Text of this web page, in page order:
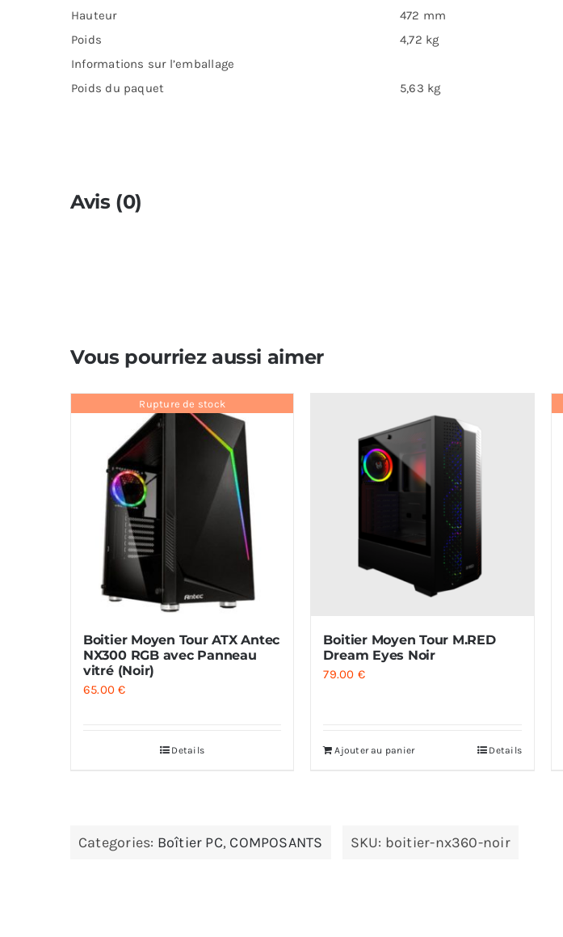
Hauteur
472 mm
Poids
4,72 kg
Informations sur l’emballage
Poids du paquet
5,63 kg
Avis (0)
Vous pourriez aussi aimer
Rupture de stock
Boitier Moyen Tour ATX Antec
NX300 RGB avec Panneau
vitré (Noir)
65.00€
Details
Boitier Moyen Tour M.RED
Dream Eyes Noir
79.00 €
Ajouter au panier Details
Categories: Boîtier PC, COMPOSANTS SKU: boitier-nx360-noir